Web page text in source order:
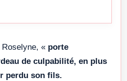
« porte
de culpabilité, en plus
perdu son fils.